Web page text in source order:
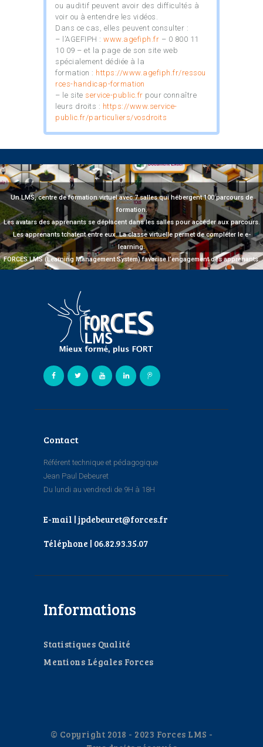
ou auditif peuvent avoir des difficultés à
voir ou à entendre les vidéos.
Dans ce cas, elles peuvent consulter :
– l’AGEFIPH : www.agefiph.fr – 0 800 11
10 09 – et la page de son site web
spécialement dédiée à la
formation : https://www.agefiph.fr/ressou
rces-handicap-formation
– le site service-public.fr pour connaître
leurs droits : https://www.service-
public.fr/particuliers/vosdroits
Un LMS, centre de formation virtuel avec 7 salles qui hébergent 100 parcours de
formation.
Les avatars des apprenants se déplacent dans les salles pour accéder aux parcours.
Les apprenants tchatent entre eux. La classe virtuelle permet de compléter le e-
learning.
FORCES LMS (Learning Management System) favorise l’engagement des apprenants.
Contact
Référent technique et pédagogique
Jean Paul Debeuret
Du lundi au vendredi de 9H à 18H
E-mail | jpdebeuret@forces.fr
Téléphone | 06.82.93.35.07
Informations
Statistiques Qualité
Mentions Légales Forces
© Copyright 2018 - 2023 Forces LMS -